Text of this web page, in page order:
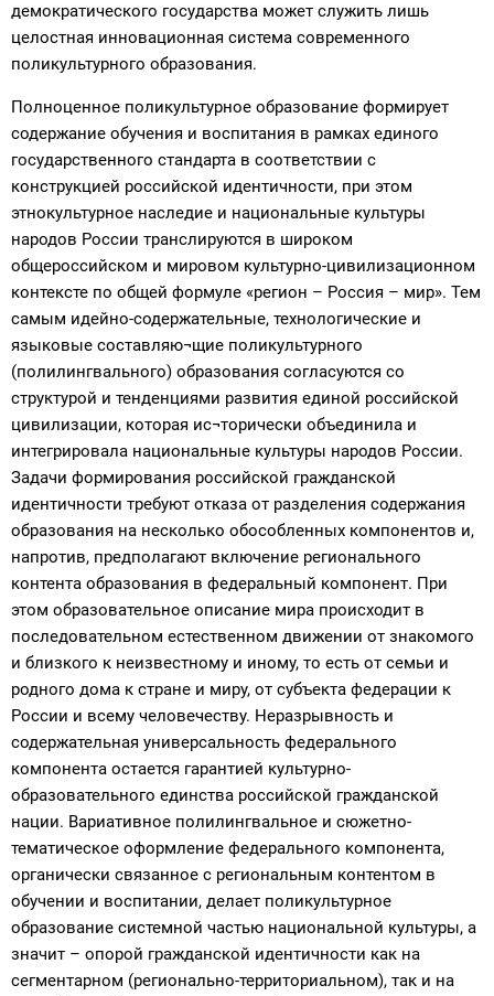
демократического государства может служить лишь
целостная инновационная система современного
поликультурного образования.
Полноценное поликультурное образование формирует
содержание обучения и воспитания в рамках единого
государственного стандарта в соответствии с
конструкцией российской идентичности, при этом
этнокультурное наследие и национальные культуры
народов России транслируются в широком
общероссийском и мировом культурно-цивилизационном
контексте по общей формуле «регион – Россия – мир». Тем
самым идейно-содержательные, технологические и
языковые составляю¬щие поликультурного
(полилингвального) образования согласуются со
структурой и тенденциями развития единой российской
цивилизации, которая ис¬торически объединила и
интегрировала национальные культуры народов России.
Задачи формирования российской гражданской
идентичности требуют отказа от разделения содержания
образования на несколько обособленных компонентов и,
напротив, предполагают включение регионального
контента образования в федеральный компонент. При
этом образовательное описание мира происходит в
последовательном естественном движении от знакомого
и близкого к неизвестному и иному, то есть от семьи и
родного дома к стране и миру, от субъекта федерации к
России и всему человечеству. Неразрывность и
содержательная универсальность федерального
компонента остается гарантией культурно-
образовательного единства российской гражданской
нации. Вариативное полилингвальное и сюжетно-
тематическое оформление федерального компонента,
органически связанное с региональным контентом в
обучении и воспитании, делает поликультурное
образование системной частью национальной культуры, а
значит – опорой гражданской идентичности как на
сегментарном (регионально-территориальном), так и на